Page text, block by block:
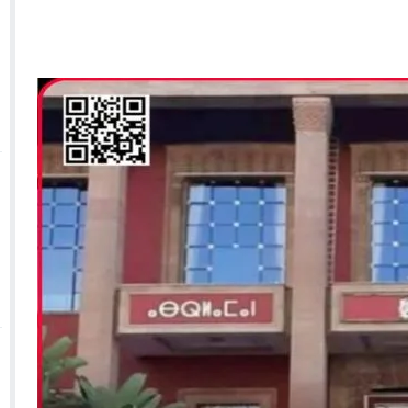
رئيسا للكونفدرالية الإفريقية للكرة الحديدية؟
“ماء القصبة” يفجّر الأوضاع